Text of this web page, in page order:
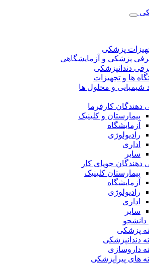
پزشکی
پزشکی و آزمایشگاهی
دندانپزشکی
ها و تجهیزات
شیمیایی و محلول ها
دهندگان کارفرما
بیمارستان و کلینیک
آزمایشگاه
رادیولوژی
اداری
سایر
دهندگان جویای کار
بیمارستان کلینیک
آزمایشگاه
رادیولوژی
اداری
سایر
دانشجو
پزشکی
دندانپزشکی
داروسازی
های پیراپزشکی